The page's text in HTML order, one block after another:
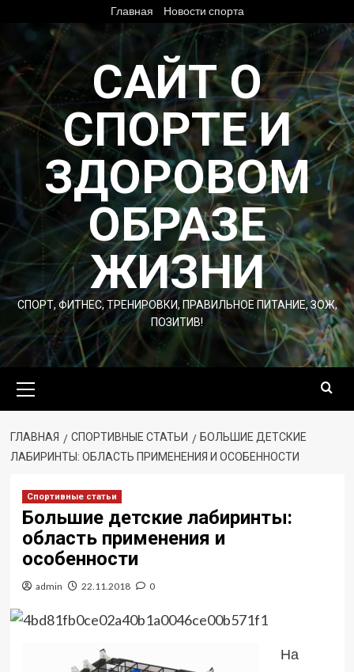
содержимому
Главная Новости спорта
САЙТ О
СПОРТЕ И
ЗДОРОВОМ
ОБРАЗЕ
ЖИЗНИ
СПОРТ, ФИТНЕС, ТРЕНИРОВКИ, ПРАВИЛЬНОЕ ПИТАНИЕ, ЗОЖ,
ПОЗИТИВ!
меню
ГЛАВНАЯ СПОРТИВНЫЕ СТАТЬИ
БОЛЬШИЕ ДЕТСКИЕ
ЛАБИРИНТЫ: ОБЛАСТЬ ПРИМЕНЕНИЯ И ОСОБЕННОСТИ
Спортивные статьи
Большие детские лабиринты:
область применения и
особенности
admin 22.11.2018 0
На